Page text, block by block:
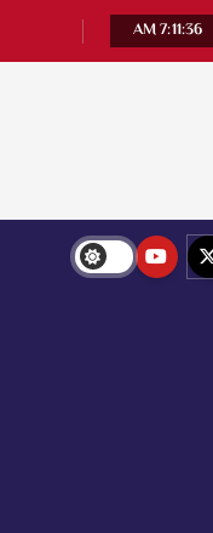
7:11:37 AM